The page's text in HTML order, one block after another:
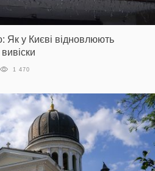
Як у Києві відновлюють
вивіски
1 470